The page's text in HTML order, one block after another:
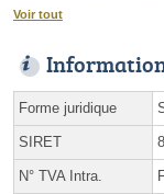
Voir tout
Forme juridique
SIRET
N° TVA Intra.